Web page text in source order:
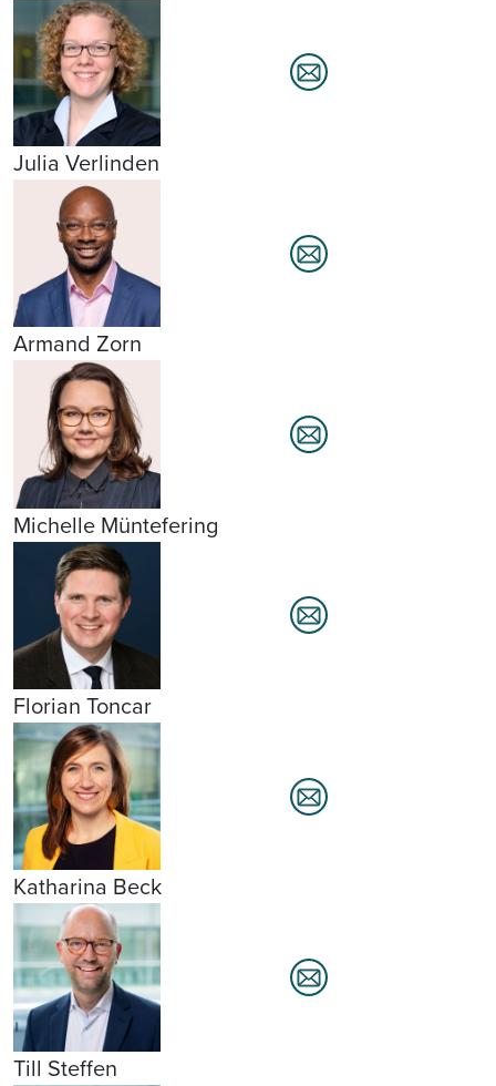
Julia Verlinden
Armand Zorn
Michelle Müntefering
Florian Toncar
Katharina Beck
Till Steffen